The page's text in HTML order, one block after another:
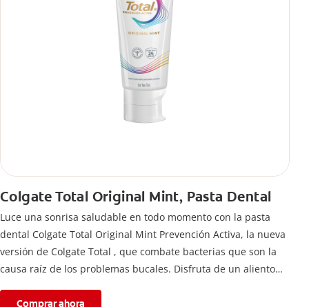
Colgate Total Original Mint, Pasta Dental
Luce una sonrisa saludable en todo momento con la pasta
dental Colgate Total Original Mint Prevención Activa, la nueva
versión de Colgate Total , que combate bacterias que son la
causa raíz de los problemas bucales. Disfruta de un aliento
fórmula con desempeño superior**** de la pasta de dientes
Comprar ahora